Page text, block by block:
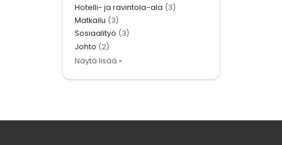
Hotelli- ja ravintola-ala (3)
Matkailu (3)
Sosiaalityö (3)
Johto (2)
Näytä lisää »